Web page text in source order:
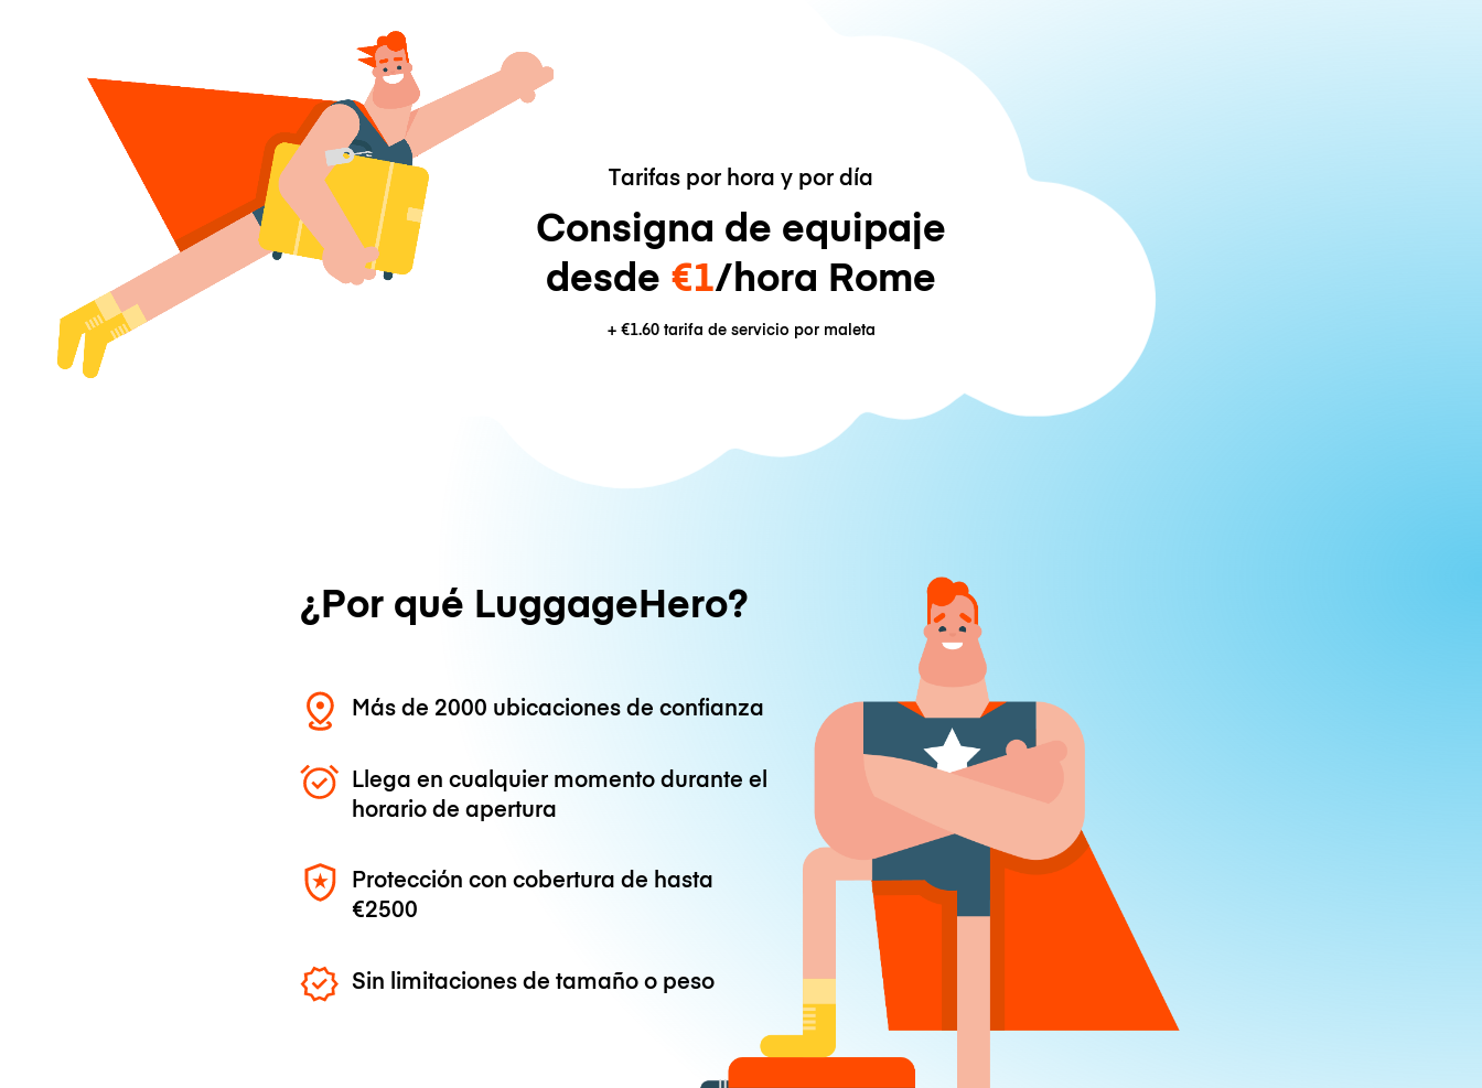
Tarifas por hora y por día
Consigna de equipaje
desde €1/hora Rome
+ €1.60tarifa de servicio por maleta
¿Por qué LuggageHero?
Más de 2000 ubicaciones de confianza
Llega en cualquier momento durante el
horario de apertura
Protección con cobertura de hasta
€2500
Sin limitaciones de tamaño o peso